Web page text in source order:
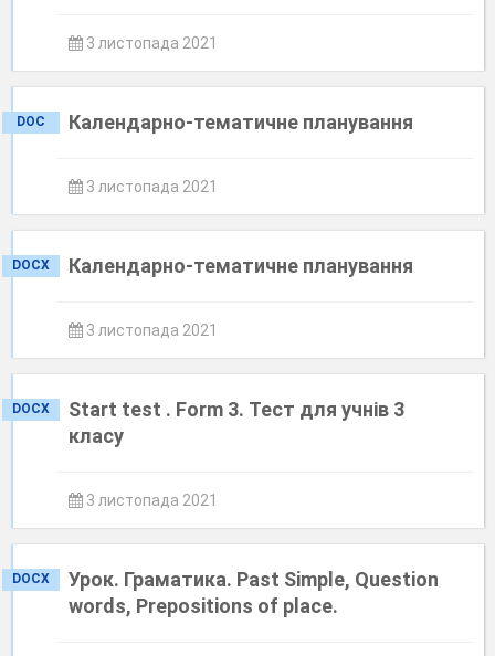
3 листопада 2021
DOC Календарно-тематичне планування
3 листопада 2021
DOCX Календарно-тематичне планування
3 листопада 2021
DOCX
Start test . Form 3. Тест для учнів 3
класу
3 листопада 2021
DOCX
Урок. Граматика. Past Simple, Question
words, Prepositions of place.